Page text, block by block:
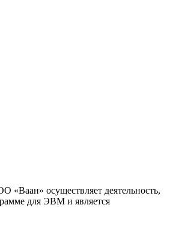
осуществляет деятельность,
для ЭВМ и является